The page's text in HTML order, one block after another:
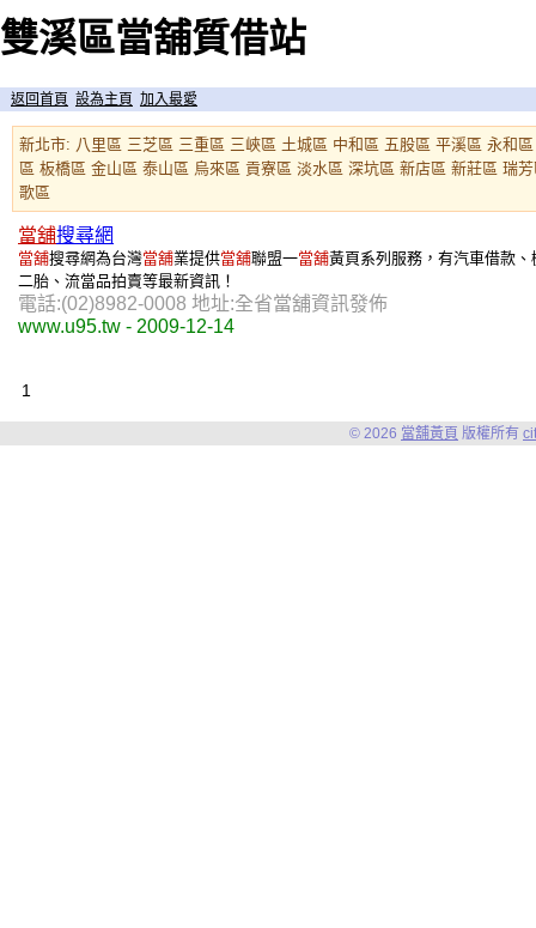
雙溪區當舖質借站
返回首頁 設為主頁 加入最愛
新北市: 八里區 三芝區 三重區 三峽區 土城區 中和區 五股區 平溪區 永和區
區 板橋區 金山區 泰山區 烏來區 貢寮區 淡水區 深坑區 新店區 新莊區 瑞
歌區
當舖搜尋網
當舖搜尋網為台灣當舖業提供當舖聯盟一當舖黃頁系列服務，有汽車借款、
二胎、流當品拍賣等最新資訊！
電話:(02)8982-0008 地址:全省當舖資訊發佈
www.u95.tw - 2009-12-14
1
© 2026 當舖黃頁 版權所有